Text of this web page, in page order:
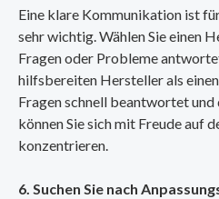
Eine klare Kommunikation ist
sehr wichtig. Wählen Sie einen
Fragen oder Probleme
hilfsbereiten Hersteller als
Fragen schnell beantwortet
können Sie sich mit Freude auf
konzentrieren.
6. Suchen Sie nach